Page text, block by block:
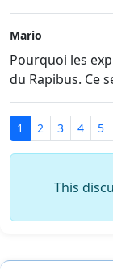
Mario
Pourquoi les
du Rapibus. Ce
1 2 3 4 5
This